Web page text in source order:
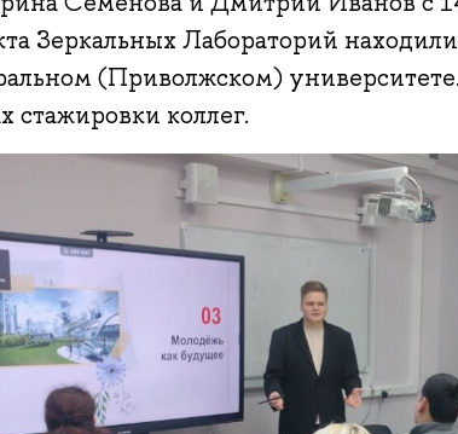
Зеркальных Лабораторий
(Приволжском) университете.
стажировки коллег.